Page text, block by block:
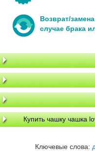
Возврат/
случае брака
Купить чашку чашка
Ключевые слова: